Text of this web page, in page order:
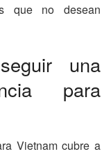
que no desean
una
para
Vietnam cubre a